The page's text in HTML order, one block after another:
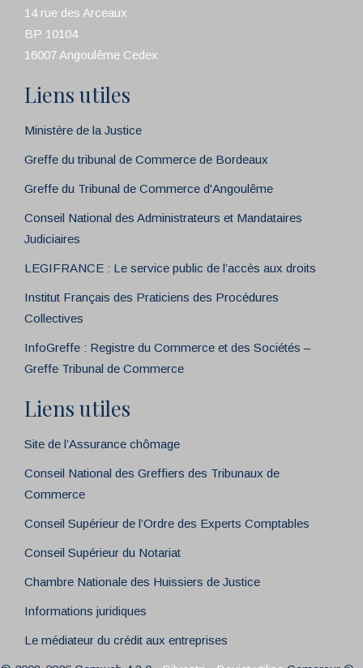
14 rue des Arceaux
BP 10104
16007 Angoulême Cedex
Liens utiles
Ministère de la Justice
Greffe du tribunal de Commerce de Bordeaux
Greffe du Tribunal de Commerce d'Angoulême
Conseil National des Administrateurs et Mandataires
Judiciaires
LEGIFRANCE : Le service public de l’accès aux droits
Institut Français des Praticiens des Procédures
Collectives
InfoGreffe : Registre du Commerce et des Sociétés –
Greffe Tribunal de Commerce
Liens utiles
Site de l’Assurance chômage
Conseil National des Greffiers des Tribunaux de
Commerce
Conseil Supérieur de l’Ordre des Experts Comptables
Conseil Supérieur du Notariat
Chambre Nationale des Huissiers de Justice
Informations juridiques
Le médiateur du crédit aux entreprises